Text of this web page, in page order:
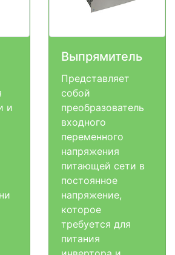
и
Выпрямитель
Представляет
собой
преобразователь
входного
переменного
напряжения
питающей сети в
постоянное
напряжение,
которое
требуется для
питания